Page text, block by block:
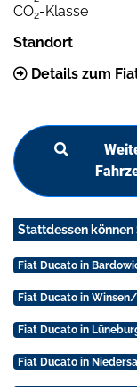
CO2-Klasse
Standort
Details zum
Stattdessen können
Fiat Ducato in
Fiat Ducato in
Fiat Ducato in
Fiat Ducato in